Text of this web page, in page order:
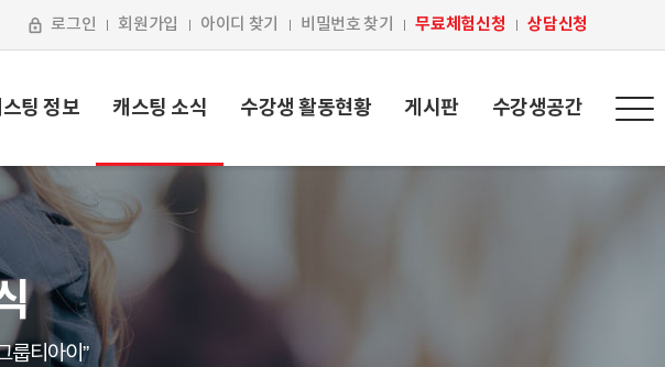
로그인 회원가입 아이디 찾기 비밀번호 찾기 무료체험신청 상담신청
팅 정보 캐스팅 소식 수강생 활동현황 게시판 수강생공간
룹티아이”